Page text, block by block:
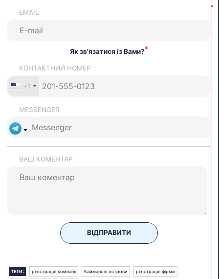
EMAIL
Як зв'язатися із Вами?*
КОНТАКТНИЙ НОМЕР
+1
MESSENGER
ВАШ КОМЕНТАР
ВІДПРАВИТИ
ТЕГИ: реєстрація компанії Кайманові острови реєстрація фірми